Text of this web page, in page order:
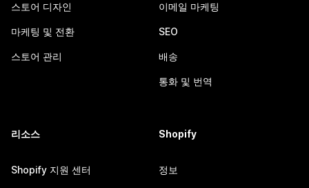
스토어 디자인
마케팅 및 전환
스토어 관리
이메일 마케팅
SEO
배송
통화 및 번역
리소스
Shopify 지원 센터
Shopify
정보